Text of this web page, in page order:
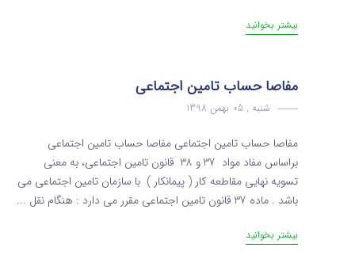
بیشتر بخوانید
مفاصا حساب تامین اجتماعی
شنبه , 05 بهمن 1398
مفاصا حساب تامین اجتماعی مفاصا حساب تامین اجتماعی
براساس مفاد مواد 37 و 38 قانون تامین اجتماعی، به معنی
تسویه نهایی مقاطعه کار ( پیمانکار ) با سازمان تامین اجتماعی می
باشد . ماده 37 قانون تامین اجتماعی مقرر می دارد : هنگام نقل ...
بیشتر بخوانید